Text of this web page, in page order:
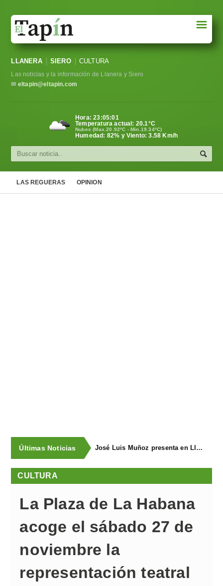
Sociedad
Política
Cultura
☰
LLANERA SIERO CULTURA
Las noticias y la información de Llanera y Siero
✉ eltapin@eltapin.com
Hora:23:05:02
Temperatura actual: 20.1°C
Nubes (Max.20.92ºC - Min.19.34ºC)
Humedad: 82% y Viento: 3.58 Km/h
LAS REGUERAS OPINION
Últimas Noticias José Luis Muñoz presenta en Llanegra "Libertad" y el libro homenaje "El corredor de fondo"
CULTURA
La Plaza de La Habana
acoge el sábado 27 de
noviembre la
representación teatral